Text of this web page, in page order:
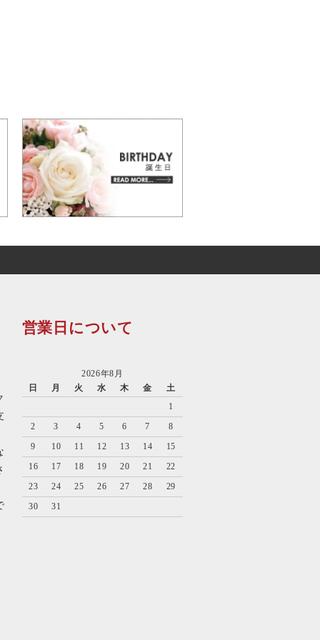
営業日について
2026年8月
日
月 火 水 木 金
土
1
2
3 4 5 6 7
8
9
10 11 12 13 14
15
16
17 18 19 20 21
22
23
24 25 26 27 28
29
30
31